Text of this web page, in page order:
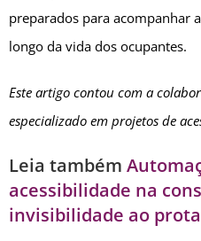
preparados para acompanhar
longo da vida dos ocupantes.
Este artigo contou com a
especializado em projetos de
Leia também
acessibilidade na
invisibilidade ao